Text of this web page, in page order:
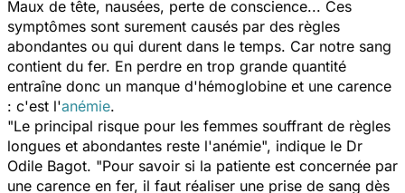
Maux de tête, nausées, perte de conscience... Ces
symptômes sont surement causés par des règles
abondantes ou qui durent dans le temps. Car notre sang
contient du fer. En perdre en trop grande quantité
entraîne donc un manque d'hémoglobine et une carence
: c'est l'anémie.
"Le principal risque pour les femmes souffrant de règles
longues et abondantes reste l'anémie", indique le Dr
Odile Bagot. "Pour savoir si la patiente est concernée par
une carence en fer, il faut réaliser une prise de sang dès